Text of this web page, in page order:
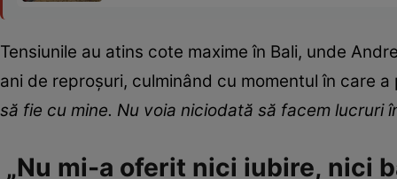
Tensiunile au atins cote maxime în Bali, unde
ani de reproșuri, culminând cu momentul în care
să fie cu mine. Nu voia niciodată să facem lucruri
„Nu mi-a oferit nici iubire, nici